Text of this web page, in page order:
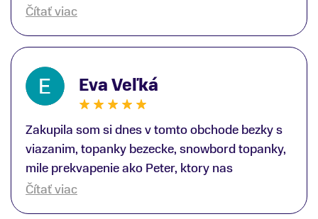
ďakujem špecialistovi Martinovi Gunišovi za
lyžiarskej obuvi, ako aj prilby.. všetko značka
Atomic; Pán Martin Guniš mi svojou
odbornosťou otvoril nové obzory a dozvedel
som sa, vďaka jeho profesionálnemu prístupu k
zákazníkovi, up-to-date informácie o nových
trendoch v lyžiarských technológiách; Z
predajne NajŠport som odchádzal s nakúpom
nového lyžiarského vybavenia nielen ako veľmi
spokojný zákazník, ale aj s rešpektom, že
Čítať viac
Eva Veľká
Zakupila som si dnes v tomto obchode bezky s
viazanim, topanky bezecke, snowbord topanky,
mile prekvapenie ako Peter, ktory nas
obsluhoval mal prehlad, poradil nam super. Za
Čítať viac